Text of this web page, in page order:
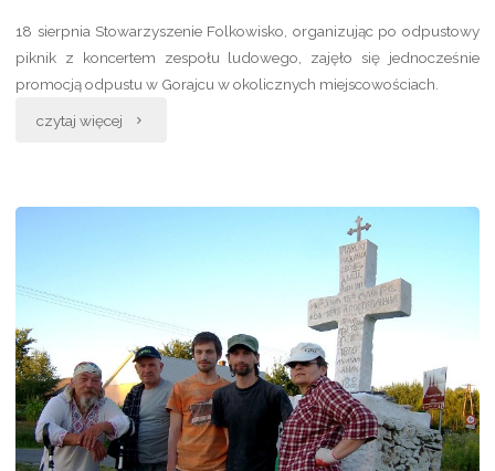
18 sierpnia Stowarzyszenie Folkowisko, organizując po odpustowy
piknik z koncertem zespołu ludowego, zajęło się jednocześnie
promocją odpustu w Gorajcu w okolicznych miejscowościach.
czytaj więcej „Dzień
2013”